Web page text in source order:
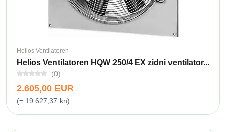
Helios Ventilatoren
Helios Ventilatoren HQW 250/4 EX zidni ventilator...
(0)
2.605,00 EUR
(= 19.627,37 kn)